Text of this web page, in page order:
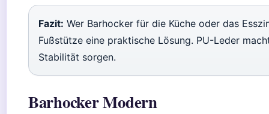
Fazit: Wer Barhocker für die Küche oder das
Fußstütze eine praktische Lösung. PU-Leder
Stabilität sorgen.
Barhocker Modern